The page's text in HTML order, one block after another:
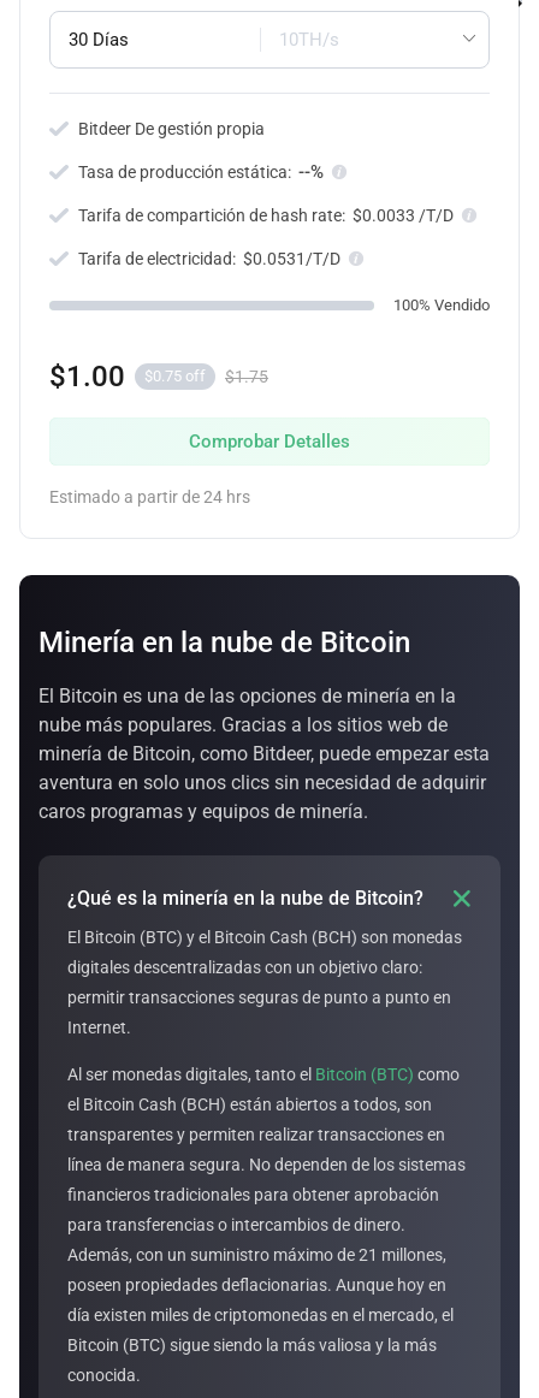
30 Días 10TH/s
Bitdeer De gestión propia
Tasa de producción estática: --%
Tarifa de compartición de hash rate: $0.0033 /T/D
Tarifa de electricidad: $0.0531/T/D
100% Vendido
$1.00 $0.75 off $1.75
Comprobar Detalles
Estimado a partir de 24 hrs
Minería en la nube de Bitcoin
El Bitcoin es una de las opciones de minería en la
nube más populares. Gracias a los sitios web de
minería de Bitcoin, como Bitdeer, puede empezar esta
aventura en solo unos clics sin necesidad de adquirir
caros programas y equipos de minería.
¿Qué es la minería en la nube de Bitcoin? 
El Bitcoin (BTC) y el Bitcoin Cash (BCH) son monedas
digitales descentralizadas con un objetivo claro:
permitir transacciones seguras de punto a punto en
Internet.
Al ser monedas digitales, tanto el Bitcoin (BTC) como
el Bitcoin Cash (BCH) están abiertos a todos, son
transparentes y permiten realizar transacciones en
línea de manera segura. No dependen de los sistemas
financieros tradicionales para obtener aprobación
para transferencias o intercambios de dinero.
Además, con un suministro máximo de 21 millones,
poseen propiedades deflacionarias. Aunque hoy en
día existen miles de criptomonedas en el mercado, el
Bitcoin (BTC) sigue siendo la más valiosa y la más
conocida.